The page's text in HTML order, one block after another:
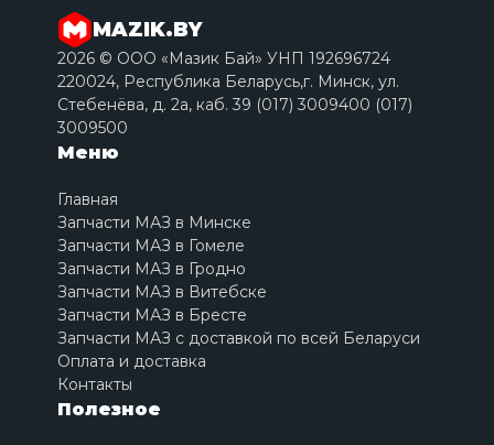
MAZIK.BY
2026 © ООО «Мазик Бай» УНП 192696724
220024, Республика Беларусь,г. Минск, ул.
Стебенёва, д. 2a, каб. 39 (017) 3009400 (017)
3009500
Меню
Главная
Запчасти МАЗ в Минске
Запчасти МАЗ в Гомеле
Запчасти МАЗ в Гродно
Запчасти МАЗ в Витебске
Запчасти МАЗ в Бресте
Запчасти МАЗ с доставкой по всей Беларуси
Оплата и доставка
Контакты
Полезное